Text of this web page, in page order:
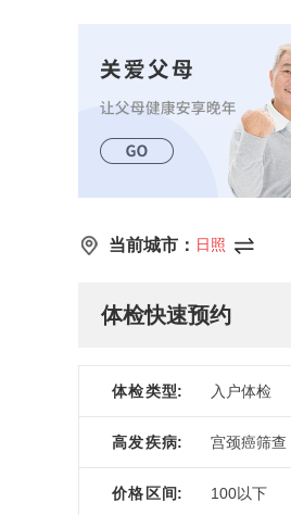
当前城市： 日照
体检快速预约
体检类型: 入户体检
高发疾病: 宫颈癌筛查
价格区间: 100以下